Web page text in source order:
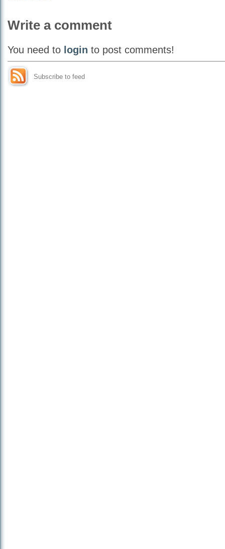
Write a comment
You need to login to post comments!
Subscribe to feed